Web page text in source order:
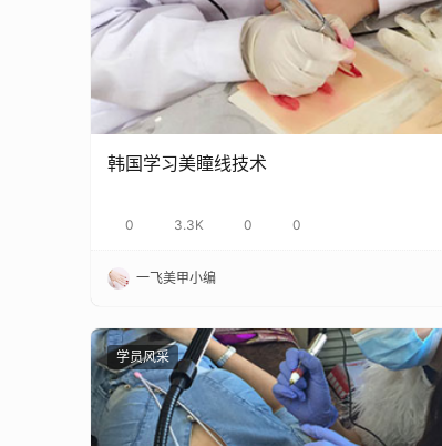
韩国学习美瞳线技术
0 3.3K 0 0
一飞美甲小编
学员风采